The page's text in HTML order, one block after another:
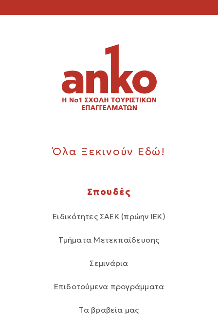
Όλα Ξεκινούν Εδώ!
Σπουδές
Ειδικότητες ΣΑΕΚ (πρώην ΙΕΚ)
Τμήματα Μετεκπαίδευσης
Σεμινάρια
Επιδοτούμενα προγράμματα
Τα βραβεία μας